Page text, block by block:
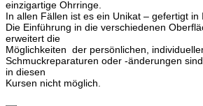
einzigartige Ohrringe.
In allen Fällen ist es ein Unikat – gefertigt in
Die Einführung in die verschiedenen
erweitert die
Möglichkeiten der persönlichen,
Schmuckreparaturen oder -änderungen
in diesen
Kursen nicht möglich.